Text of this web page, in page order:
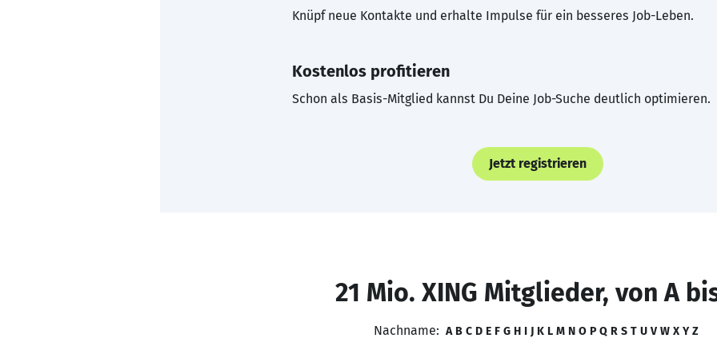
Knüpf neue Kontakte und erhalte Impulse für ein besseres Job-Leben.
Kostenlos profitieren
Schon als Basis-Mitglied kannst Du Deine Job-Suche deutlich optimieren.
Jetzt registrieren
21 Mio. XING Mitglieder, von A
Nachname: A B C D E F G H I J K L M N O P Q R S T U V W X Y Z